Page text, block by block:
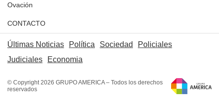
Ovación
CONTACTO
Últimas Noticias Política Sociedad
Policiales
Judiciales
Economia
© Copyright 2026 GRUPO AMERICA – Todos los derechos
reservados